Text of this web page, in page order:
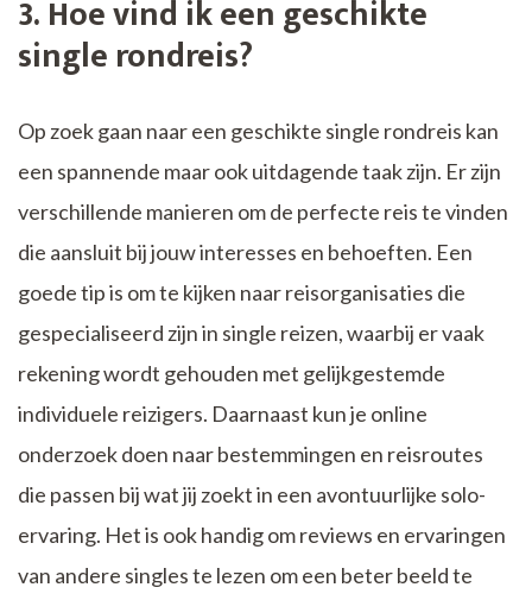
3. Hoe vind ik een geschikte
single rondreis?
Op zoek gaan naar een geschikte single rondreis kan
een spannende maar ook uitdagende taak zijn. Er zijn
verschillende manieren om de perfecte reis te vinden
die aansluit bij jouw interesses en behoeften. Een
goede tip is om te kijken naar reisorganisaties die
gespecialiseerd zijn in single reizen, waarbij er vaak
rekening wordt gehouden met gelijkgestemde
individuele reizigers. Daarnaast kun je online
onderzoek doen naar bestemmingen en reisroutes
die passen bij wat jij zoekt in een avontuurlijke solo-
ervaring. Het is ook handig om reviews en ervaringen
van andere singles te lezen om een beter beeld te